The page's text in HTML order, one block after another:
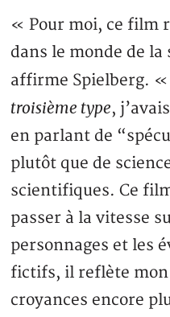
« Pour moi, ce film
dans le monde de
affirme Spielberg.
troisième type,
en parlant de
plutôt que de
scientifiques. Ce
passer à la vitesse
personnages et les
fictifs, il reflète mon
croyances encore